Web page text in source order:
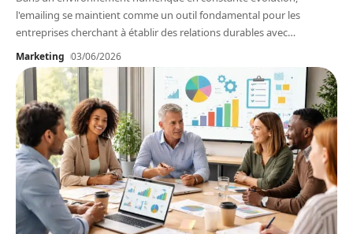
l'emailing se maintient comme un outil fondamental pour les
entreprises cherchant à établir des relations durables avec…
Marketing 03/06/2026